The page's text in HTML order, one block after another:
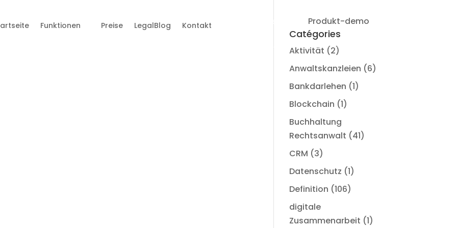
Funktionen Preise LegalBlog Kontakt einloggen Produkt-demo
Catégories
Aktivität (2)
Anwaltskanzleien (6)
Bankdarlehen (1)
Blockchain (1)
Buchhaltung
Rechtsanwalt (41)
CRM (3)
Datenschutz (1)
Definition (106)
digitale
Zusammenarbeit (1)